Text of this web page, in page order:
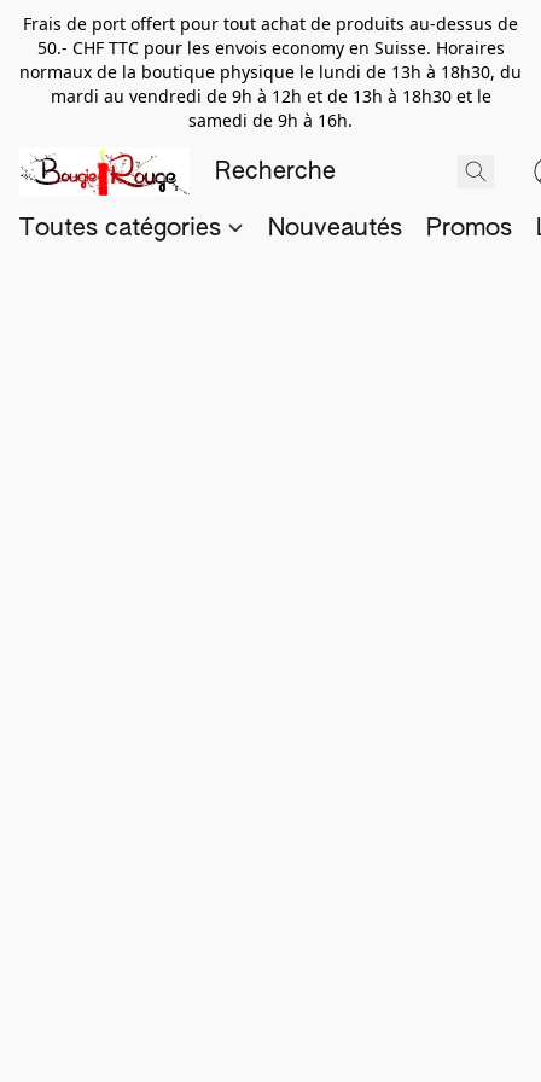
Frais de port offert pour tout achat de produits au-dessus de
50.- CHF TTC pour les envois economy en Suisse. Horaires
normaux de la boutique physique le lundi de 13h à 18h30, du
mardi au vendredi de 9h à 12h et de 13h à 18h30 et le
samedi de 9h à 16h.
Toutes catégories Nouveautés Promos